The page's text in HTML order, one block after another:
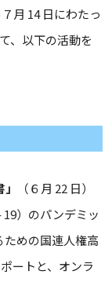
月 14 日にわたっ
、以下の活動を
（６月 22 日）
）のパンデミッ
めの国連人権高
ートと、オンラ